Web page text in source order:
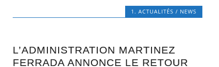
1. ACTUALITÉS / NEWS
L’ADMINISTRATION MARTINEZ
FERRADA ANNONCE LE RETOUR